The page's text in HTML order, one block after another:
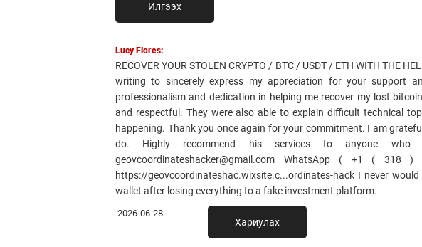
Илгээх
Lucy Flores:
RECOVER YOUR STOLEN CRYPTO / BTC / USDT / ETH WITH THE
writing to sincerely express my appreciation for your support
professionalism and dedication in helping me recover my lost
and respectful. They were also able to explain difficult technical
happening. Thank you once again for your commitment. I am
do. Highly recommend his services to anyone who
geovcoordinateshacker@gmail.com WhatsApp ( +1 ( 318 )
https://geovcoordinateshac.wixsite.c...ordinates-hack I never
wallet after losing everything to a fake investment platform.
2026-06-28
Хариулах